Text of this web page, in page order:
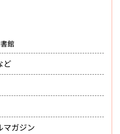
館
ど
マガジン